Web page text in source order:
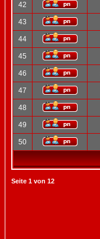
42
43
44
45
46
47
48
49
50
Seite 1 von 12